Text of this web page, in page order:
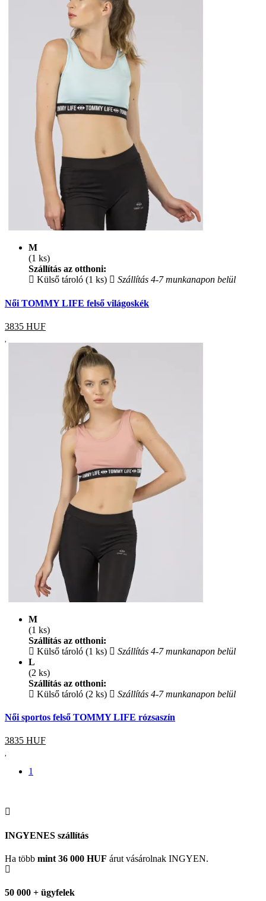
M
(1 ks)
Szállítás az otthoni:
Külső tároló (1 ks)
Szállítás 4-7 munkanapon belül
Női TOMMY LIFE felső világoskék
3835 HUF
M
(1 ks)
Szállítás az otthoni:
Külső tároló (1 ks)
Szállítás 4-7 munkanapon belül
L
(2 ks)
Szállítás az otthoni:
Külső tároló (2 ks)
Szállítás 4-7 munkanapon belül
Női sportos felső TOMMY LIFE rózsaszín
3835 HUF
1
INGYENES szállítás
Ha több mint 36 000 HUF árut vásárolnak INGYEN.
50 000 + ügyfelek